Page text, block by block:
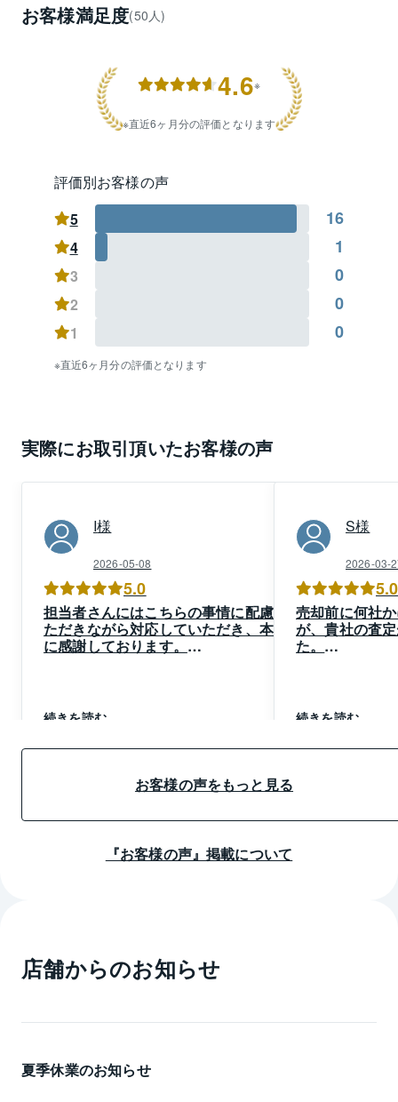
・所有している持分だけ売買できないか？
不動産に関する様々なご相談を日々承っておりますの
で、お気軽にご相談下さいませ。
■江東区■
大島１～９丁目
■江戸川区■
平井１～９丁目
小松川１～４丁目
■墨田区■
立花１～６丁目
お客様満足度(50人)
4.6※
直近6ヶ月分の評価となります
評価別お客様の声
5
16
4 1
3 0
2 0
1 0
直近6ヶ月分の評価となります
実際にお取引頂いたお客様の声
I様
2026-05-08
5.0
担当者さんにはこちらの事情に配慮い
ただきながら対応していただき、本当
に感謝しております。
本当にありがとうございました。
いかもしれませんが、不動産のことで
さんをご紹介させていただきます。
この度は、大変お世話になりました。
続きを読む
S様
2026-03-
5.0
売却前に何社
が、貴社の査
た。
続きを読む
お客様の声をもっと見る
『お客様の声』掲載について
店舗からのお知らせ
夏季休業のお知らせ